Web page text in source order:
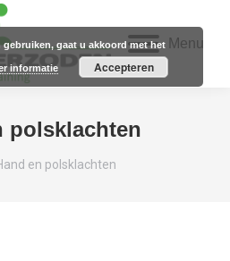
Menu
polsklachten
en polsklachten
gaat u akkoord met het
informatie Accepteren